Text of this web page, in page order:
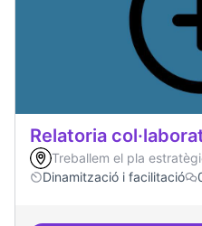
Relatoria
Treballem el pla
Dinamització i facilitació